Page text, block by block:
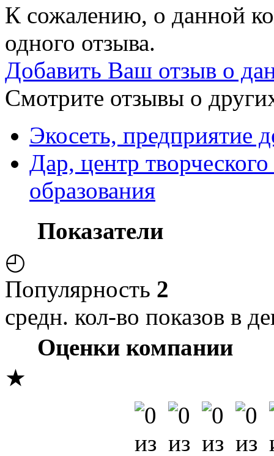
К сожалению, о данной
одного отзыва.
Добавить Ваш отзыв о
Смотрите отзывы о
Экосеть, предприятие
Дар, центр
образования
Показатели
◴
Популярность 2
средн. кол-во показов в
Оценки компании
★